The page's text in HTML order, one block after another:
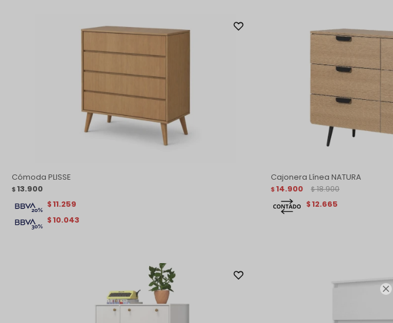

Cómoda PLISSE
$ 13.900
$10.043
$11.259
Cajonera Línea NATURA
$ 14.900 $ 18.900
$ 12.665